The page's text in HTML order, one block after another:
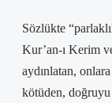
Sözlükte
Kur’an-ı Kerim
aydınlatan,
kötüden, doğruyu